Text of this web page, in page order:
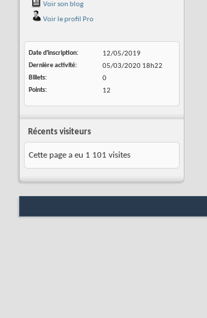
Voir son blog
Voir le profil Pro
Date d'inscription
12/05/2019
Dernière activité
05/03/2020 18h22
Billets
0
Points
12
Récents visiteurs
Cette page a eu 1 101 visites